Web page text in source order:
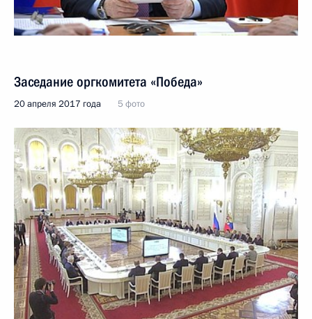
Заседание оргкомитета «Победа»
20 апреля 2017 года 5 фото